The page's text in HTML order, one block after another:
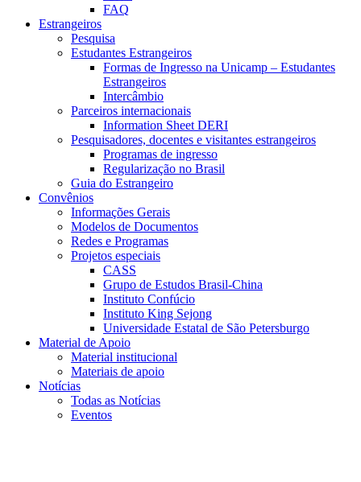
FAQ
Estrangeiros
Pesquisa
Estudantes Estrangeiros
Formas de Ingresso na Unicamp – Estudantes
Estrangeiros
Intercâmbio
Parceiros internacionais
Information Sheet DERI
Pesquisadores, docentes e visitantes estrangeiros
Programas de ingresso
Regularização no Brasil
Guia do Estrangeiro
Convênios
Informações Gerais
Modelos de Documentos
Redes e Programas
Projetos especiais
CASS
Grupo de Estudos Brasil-China
Instituto Confúcio
Instituto King Sejong
Universidade Estatal de São Petersburgo
Material de Apoio
Material institucional
Materiais de apoio
Notícias
Todas as Notícias
Eventos